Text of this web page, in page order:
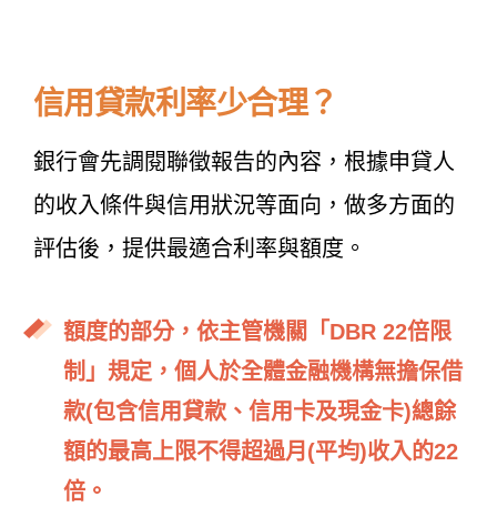
信用貸款利率少合理？
銀行會先調閱聯徵報告的內容，根據申貸人
的收入條件與信用狀況等面向，做多方面的
評估後，提供最適合利率與額度。
額度的部分，依主管機關「DBR 22倍限
制」規定，個人於全體金融機構無擔保借
款(包含信用貸款、信用卡及現金卡)總餘
額的最高上限不得超過月(平均)收入的22
倍。